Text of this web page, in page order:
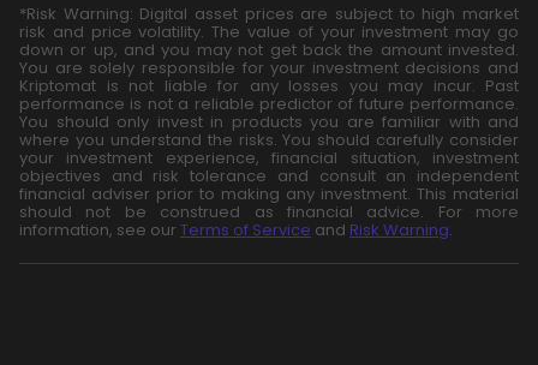
*Risk Warning: Digital asset prices are subject to high market
risk and price volatility. The value of your investment may go
down or up, and you may not get back the amount invested.
You are solely responsible for your investment decisions and
Kriptomat is not liable for any losses you may incur. Past
performance is not a reliable predictor of future performance.
You should only invest in products you are familiar with and
where you understand the risks. You should carefully consider
your investment experience, financial situation, investment
objectives and risk tolerance and consult an independent
financial adviser prior to making any investment. This material
should not be construed as financial advice. For more
information, see our Terms of Service and Risk Warning.